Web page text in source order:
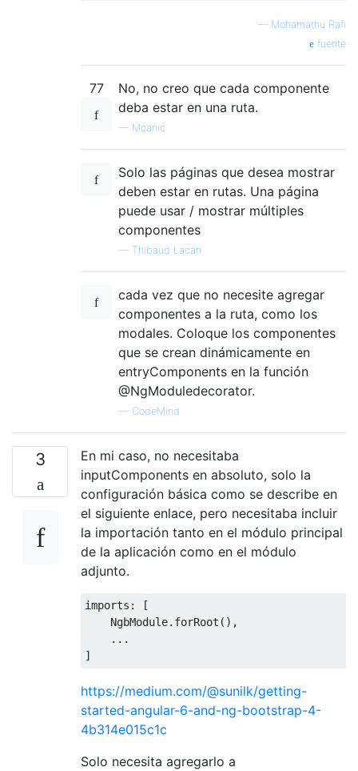
— Mohamathu Rafi
fuente
77
No, no creo que cada componente
deba estar en una ruta.
— Mcanic
Solo las páginas que desea mostrar
deben estar en rutas. Una página
puede usar / mostrar múltiples
componentes
— Thibaud Lacan
cada vez que no necesite agregar
componentes a la ruta, como los
modales. Coloque los componentes
que se crean dinámicamente en
entryComponents en la función
@NgModuledecorator.
— CodeMind
3
En mi caso, no necesitaba
inputComponents en absoluto, solo la
configuración básica como se describe en
el siguiente enlace, pero necesitaba incluir
la importación tanto en el módulo principal
de la aplicación como en el módulo
adjunto.
imports: [
    NgbModule.forRoot(),
    ...
https://medium.com/@sunilk/getting-
started-angular-6-and-ng-bootstrap-4-
4b314e015c1c
Solo necesita agregarlo a